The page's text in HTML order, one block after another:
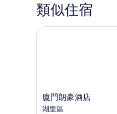
雙
人
的
相
張
特
大
雙
類似住宿
廈
門
廈門朗豪酒店
湖里區
廈門朗豪酒店